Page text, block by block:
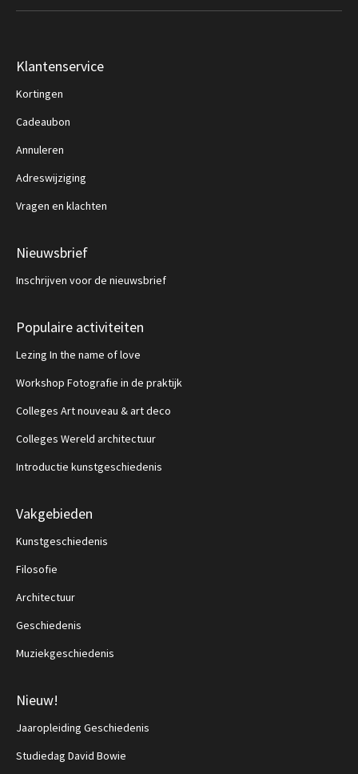
Klantenservice
Kortingen
Cadeaubon
Annuleren
Adreswijziging
Vragen en klachten
Nieuwsbrief
Inschrijven voor de nieuwsbrief
Populaire activiteiten
Lezing In the name of love
Workshop Fotografie in de praktijk
Colleges Art nouveau & art deco
Colleges Wereld architectuur
Introductie kunstgeschiedenis
Vakgebieden
Kunstgeschiedenis
Filosofie
Architectuur
Geschiedenis
Muziekgeschiedenis
Nieuw!
Jaaropleiding Geschiedenis
Studiedag David Bowie